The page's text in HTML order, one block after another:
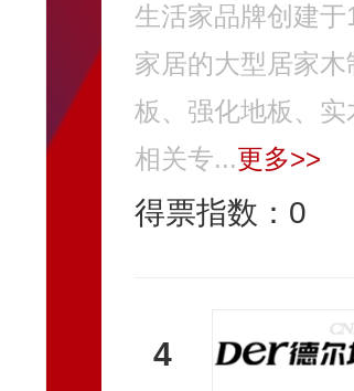
生活家品牌创建
家居的大型居家
板、强化地板、
相关专...更多>>
得票指数： 0
4